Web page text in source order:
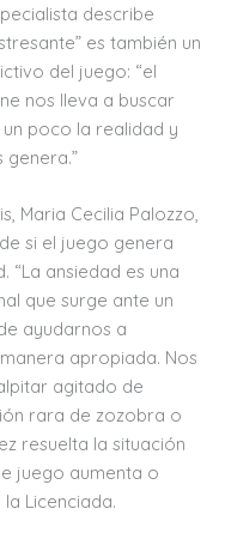
describe
es también un
del juego: “el
nos lleva a buscar
poco la realidad y
genera.”
Maria Cecilia Palozzo,
si el juego genera
ansiedad es una
que surge ante un
ayudarnos a
apropiada. Nos
agitado de
rara de zozobra o
resuelta la situación
juego aumenta o
Licenciada.